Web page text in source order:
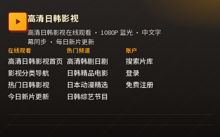
高清日韩影视
高清日韩影视在线观看 · 1080P 蓝光 · 中文字
幕同步 · 每日新片更新
在线观看
高清日韩影视首页
影视分类导航
热门日韩影视
今日新片更新
热门频道
高清韩剧日剧
日韩精品电影
日本动漫精选
日韩综艺节目
账户
搜索片库
登录
免费注册